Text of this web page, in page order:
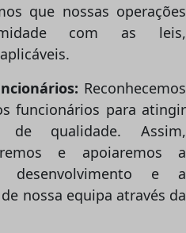
que nossas operações
com as leis,
Reconhecemos
funcionários para atingir
qualidade. Assim,
e apoiaremos a
desenvolvimento e a
nossa equipa através da